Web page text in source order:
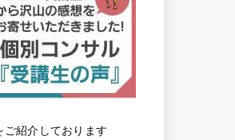
紹介しております